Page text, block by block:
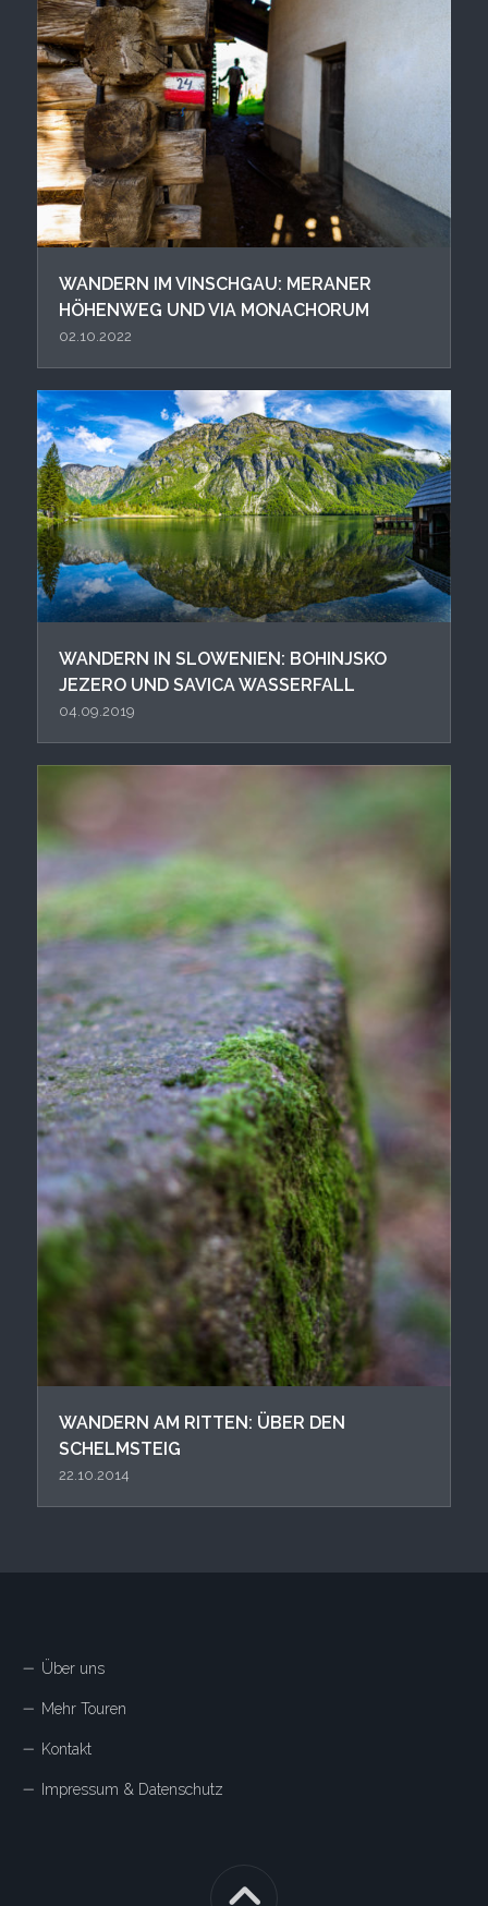
WANDERN IM VINSCHGAU: MERANER
HÖHENWEG UND VIA MONACHORUM
02.10.2022
WANDERN IN SLOWENIEN: BOHINJSKO
JEZERO UND SAVICA WASSERFALL
04.09.2019
WANDERN AM RITTEN: ÜBER DEN
SCHELMSTEIG
22.10.2014
Über uns
Mehr Touren
Kontakt
Impressum & Datenschutz